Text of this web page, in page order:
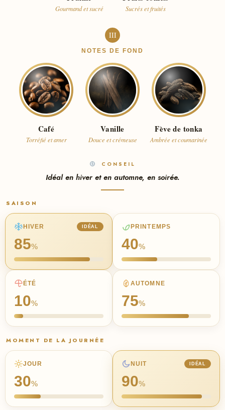
Gourmand et sucré Sucrés et fruités
III
NOTES DE FOND
Café
Torréfié et amer
Vanille
Douce et crémeuse
Fève de tonka
Ambrée et coumarinée
CONSEIL
Idéal en hiver et en automne, en soirée.
SAISON
HIVER IDÉAL
85%
PRINTEMPS
40%
ÉTÉ
10%
AUTOMNE
75%
MOMENT DE LA JOURNÉE
JOUR
30%
NUIT IDÉAL
90%